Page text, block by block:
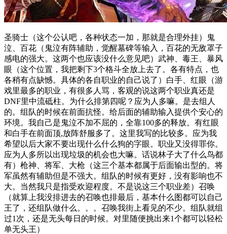
圣骑士（这个公认吧，各种状态一加，那就是合理外挂）鬼
泣、百花（鬼泣有阵辅助，觉醒墓碑等输入，百花的无敌罩子
感电的强大。这两个也应该没什么意见吧）武神、毒王、暴风
眼（这个位置，我把剩下3个格斗全放上去了。各有特点，也
各稍有点缺憾。具体的各自职业的自己说了）白手、红眼（游
戏里最多的职业，有很多人骂，客观的说这两个职业真还是
DNF里中流砥柱。为什么排第四呢？应为人多嘛。是去组人
的。组队的时候在前面抗怪。给后面的辅助输入提供个安心的
环境。我自己是鬼泣不加不屈的，全靠100多的释放。有红眼
和白手在前面顶,放阵舒服多了。这里我写的比较多。应为我
希望以后大家不要出现什么什么狗的字眼。职业又没得罪你。
应为人多所以出现垃圾的机会也大嘛。话说林子大了什么鸟都
有）枪神、将军、大枪（这三个基本都属于后面输出型的。将
军虽然有辅助但是不强大。组队的时候有更好，没有影响也不
大。当然我只是指受欢迎程度。不是说这三个职业差）召唤
（就算上我没排进去的召唤也排最后，基本什么图都可以自己
王了，还组队做什么。。。召唤我街上看见的不少。组队就组
过1次，还是无头每日的时候。对里随便挑出来1个都可以轻松
单无头王）